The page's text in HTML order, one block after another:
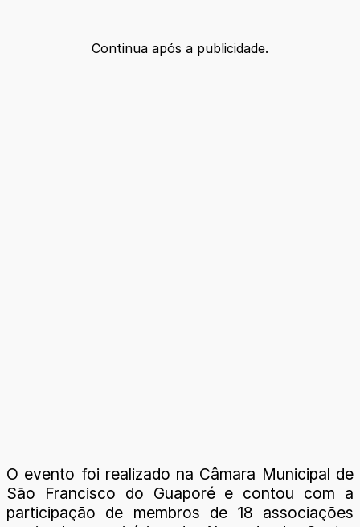
Continua após a publicidade.
O evento foi realizado na Câmara Municipal de
São Francisco do Guaporé e contou com a
participação de membros de 18 associações